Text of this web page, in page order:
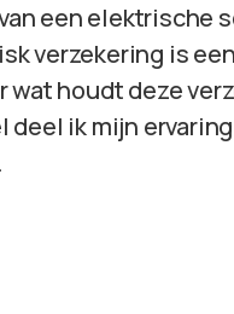
een elektrische
verzekering is
wat houdt deze
deel ik mijn